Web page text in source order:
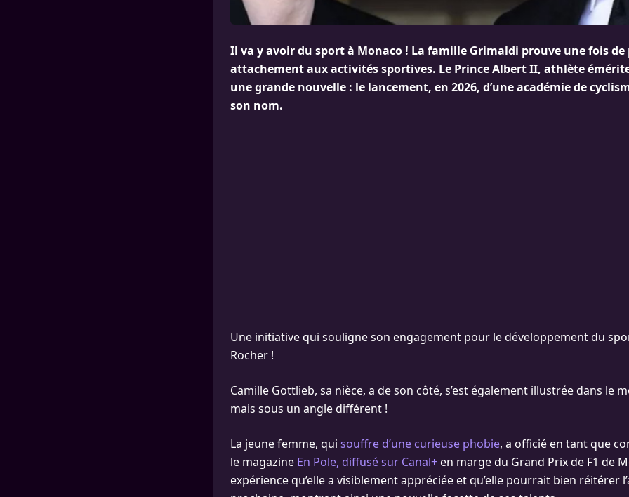
Il va y avoir du sport à Monaco ! La famille Grimaldi prouve une fois de
attachement aux activités sportives. Le Prince Albert II, athlète
une grande nouvelle : le lancement, en 2026, d’une académie de
son nom.
Une initiative qui souligne son engagement pour le développement du
Rocher !
Camille Gottlieb, sa nièce, a de son côté, s’est également illustrée dans le
mais sous un angle différent !
La jeune femme, qui souffre d’une curieuse phobie, a officié en tant que
le magazine En Pole, diffusé sur Canal+ en marge du Grand Prix de F1 de
expérience qu’elle a visiblement appréciée et qu’elle pourrait bien réitérer